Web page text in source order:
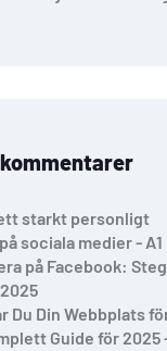
starkt personligt
sociala medier - A1
på Facebook:
Du Din Webbplats
Guide för 2025